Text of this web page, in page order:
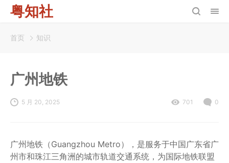
粤知社
首页 知识
广州地铁
5 月 20, 2025 701 0
广州地铁（Guangzhou Metro），是服务于中国广东省广
州市和珠江三角洲的城市轨道交通系统，为国际地铁联盟